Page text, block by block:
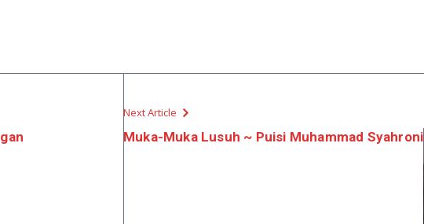
Next Article
Muka-Muka Lusuh ~ Puisi Muhammad Syahroni